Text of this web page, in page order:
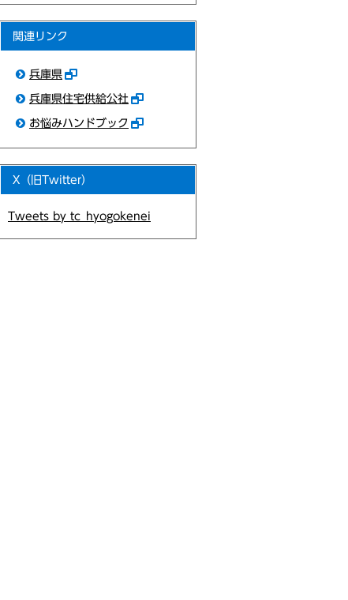
関連リンク
兵庫県
兵庫県住宅供給公社
お悩みハンドブック
X（旧Twitter）
Tweets by tc_hyogokenei